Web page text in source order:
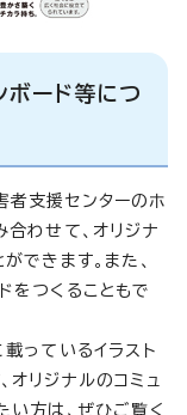
ボード等につ
支援センターのホ
合わせて、オリジナ
できます。また、
をつくることもで
っているイラスト
オリジナルのコミュ
い方は、ぜひご覧く